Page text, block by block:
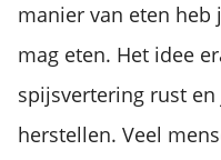
manier van eten heb
mag eten. Het idee
spijsvertering rust
herstellen. Veel